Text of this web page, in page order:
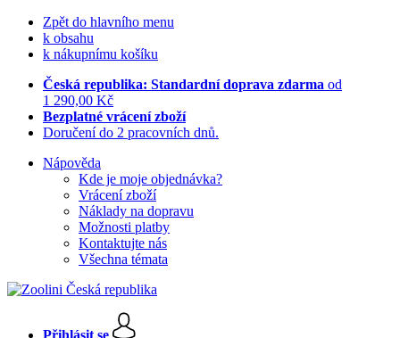
Zpět do hlavního menu
k obsahu
k nákupnímu košíku
Česká republika: Standardní doprava zdarma od
1 290,00 Kč
Bezplatné vrácení zboží
Doručení do 2 pracovních dnů.
Nápověda
Kde je moje objednávka?
Vrácení zboží
Náklady na dopravu
Možnosti platby
Kontaktujte nás
Všechna témata
Přihlásit se